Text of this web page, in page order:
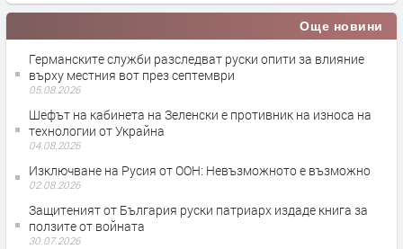
Още новини
Германските служби разследват руски опити за влияние
върху местния вот през септември
05.08.2026
Шефът на кабинета на Зеленски е противник на износа на
технологии от Украйна
04.08.2026
Изключване на Русия от ООН: Невъзможното е възможно
02.08.2026
Защитеният от България руски патриарх издаде книга за
ползите от войната
30.07.2026